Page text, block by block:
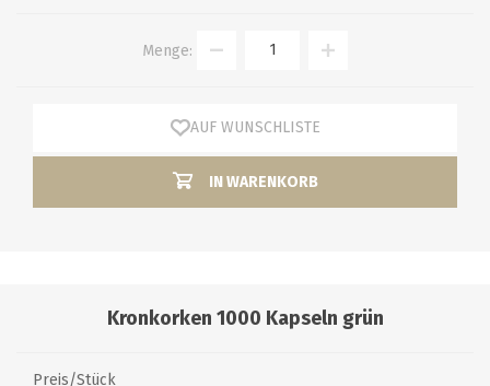
Menge:
AUF WUNSCHLISTE
IN WARENKORB
Kronkorken 1000 Kapseln grün
Preis/Stück